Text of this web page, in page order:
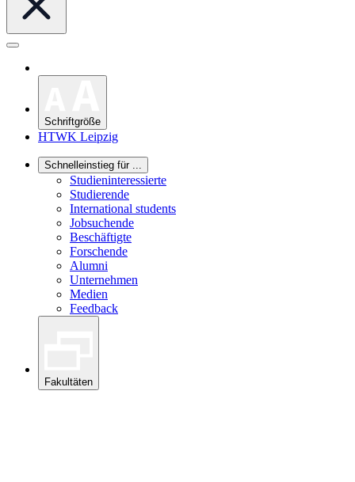
Schriftgröße
HTWK Leipzig
Schnelleinstieg für ...
Studieninteressierte
Studierende
International students
Jobsuchende
Beschäftigte
Forschende
Alumni
Unternehmen
Medien
Feedback
Fakultäten